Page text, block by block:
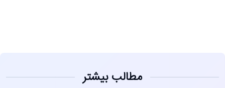
مطالب بیشتر